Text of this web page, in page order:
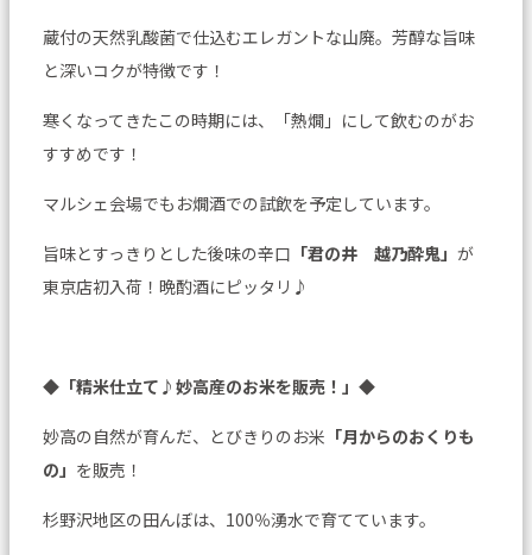
蔵付の天然乳酸菌で仕込むエレガントな山廃。芳醇な旨味
と深いコクが特徴です！
寒くなってきたこの時期には、「熱燗」にして飲むのがお
すすめです！
マルシェ会場でもお燗酒での試飲を予定しています。
旨味とすっきりとした後味の辛口 「君の井 越乃酔鬼」 が
東京店初入荷！晩酌酒にピッタリ♪
◆「精米仕立て♪妙高産のお米を販売！」◆
妙高の自然が育んだ、とびきりのお米 「月からのおくりも
の」 を販売！
杉野沢地区の田んぼは、100％湧水で育てています。